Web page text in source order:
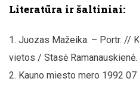
Literatūra ir šaltiniai:
Juozas Mažeika. – Portr. //
vietos / Stasė
Kauno miesto mero 1992